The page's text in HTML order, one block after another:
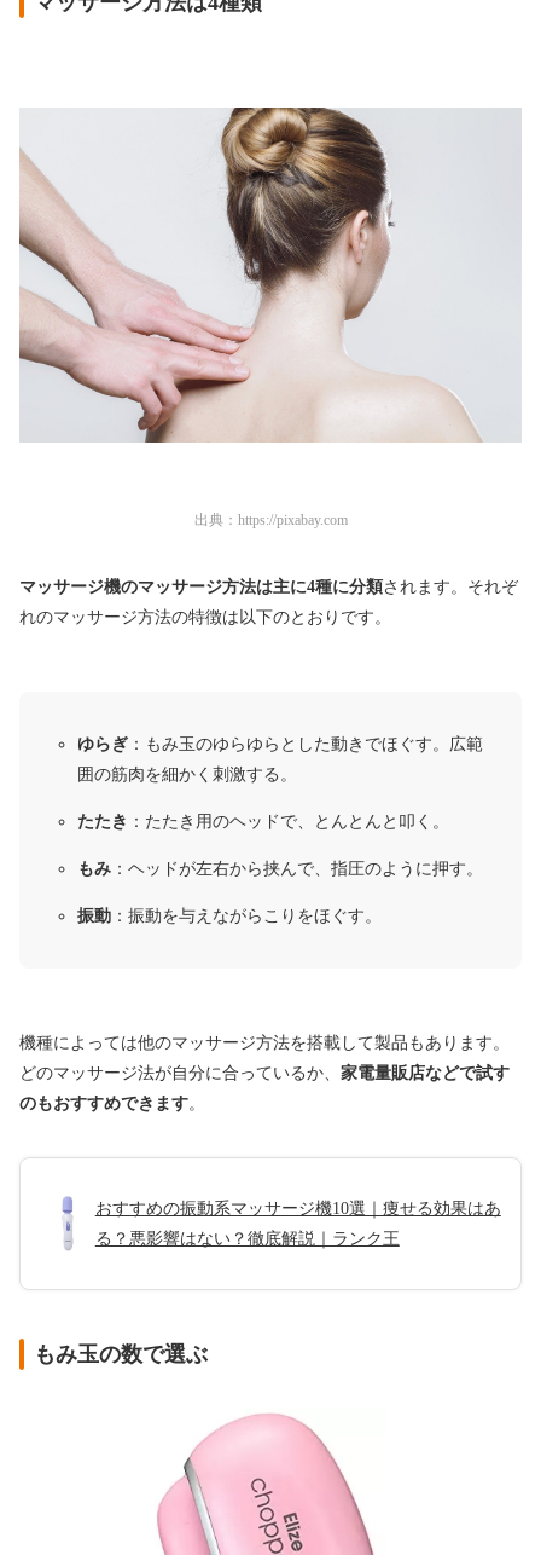
出典： https://pixabay.com
マッサージ機のマッサージ方法は主に4種に分類されます。それぞ
れのマッサージ方法の特徴は以下のとおりです。
ゆらぎ ：もみ玉のゆらゆらとした動きでほぐす。広範
囲の筋肉を細かく刺激する。
たたき ：たたき用のヘッドで、とんとんと叩く。
もみ ：ヘッドが左右から挟んで、指圧のように押す。
振動 ：振動を与えながらこりをほぐす。
機種によっては他のマッサージ方法を搭載して製品もあります。
どのマッサージ法が自分に合っているか、 家電量販店などで試す
のもおすすめできます。
おすすめの振動系マッサージ機10選｜痩せる効果はあ
る？悪影響はない？徹底解説｜ランク王
もみ玉の数で選ぶ